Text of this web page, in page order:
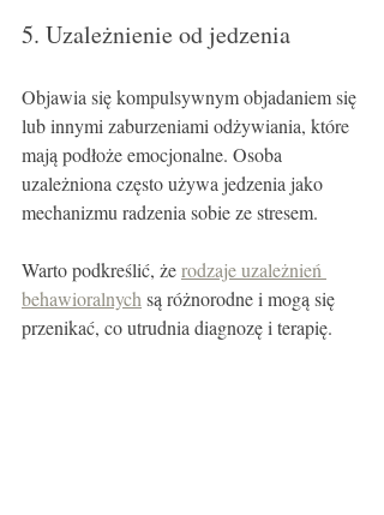
5. Uzależnienie od jedzenia
Objawia się kompulsywnym objadaniem się
lub innymi zaburzeniami odżywiania, które
mają podłoże emocjonalne. Osoba
uzależniona często używa jedzenia jako
mechanizmu radzenia sobie ze stresem.
Warto podkreślić, że rodzaje uzależnień
behawioralnych są różnorodne i mogą się
przenikać, co utrudnia diagnozę i terapię.